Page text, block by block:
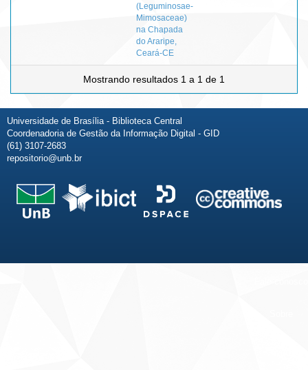
(Leguminosae-
Mimosaceae)
na Chapada
do Araripe,
Ceará-CE
Mostrando resultados 1 a 1 de 1
Universidade de Brasília - Biblioteca Central
Coordenadoria de Gestão da Informação Digital - GID
(61) 3107-2683
repositorio@unb.br